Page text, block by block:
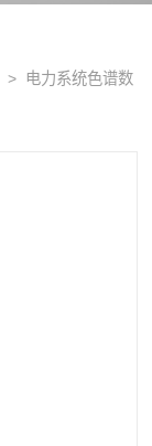
> 电力系统色谱数